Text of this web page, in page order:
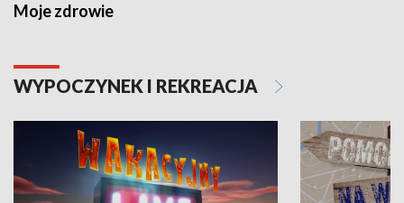
Moje zdrowie
WYPOCZYNEK I REKREACJA